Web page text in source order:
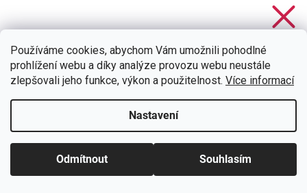
Používáme cookies, abychom Vám umožnili pohodlné
prohlížení webu a díky analýze provozu webu neustále
zlepšovali jeho funkce, výkon a použitelnost. Více informací
Nastavení
Odmítnout Souhlasím
na 300,- Kč je Váš!
CHCI SLEVU
Zásady zpracování osobních údajů